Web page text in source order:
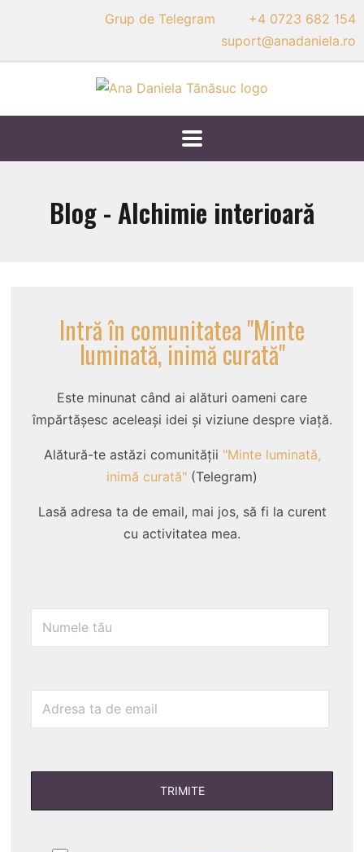
Grup de Telegram
+4 0723 682 154
suport@anadaniela.ro
Blog - Alchimie interioară
Intră în comunitatea "Minte
luminată, inimă curată"
Este minunat când ai alături oameni care
împărtășesc aceleași idei și viziune despre viață.
Alătură-te astăzi comunității "Minte luminată,
inimă curată" (Telegram)
Lasă adresa ta de email, mai jos, să fi la curent
cu activitatea mea.